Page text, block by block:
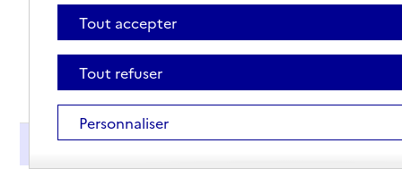
Présentation
Tout accepter
Tout refuser
Personnaliser